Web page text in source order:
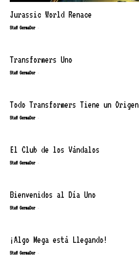
Jurassic World Renace
Staff GermaDor -
Transformers Uno
Staff GermaDor -
Todo Transformers Tiene un Origen
Staff GermaDor -
El Club de los Vándalos
Staff GermaDor -
Bienvenidos al Día Uno
Staff GermaDor -
¡Algo Mega está Llegando!
Staff GermaDor -